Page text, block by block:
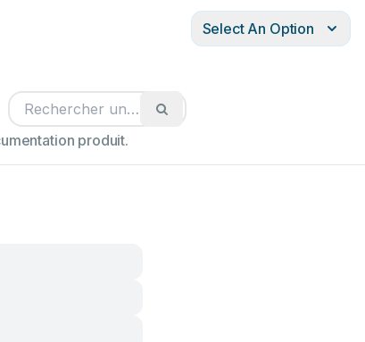
Select An Option
produit.